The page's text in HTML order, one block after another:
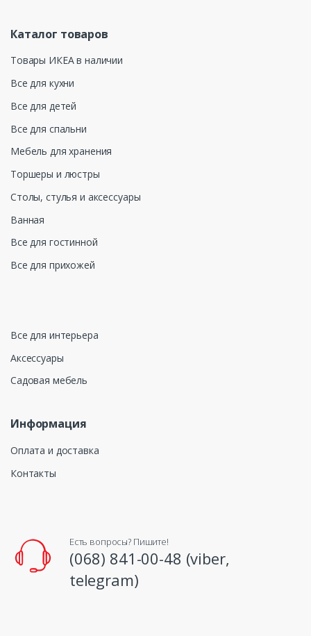
Каталог товаров
Товары ИКЕА в наличии
Все для кухни
Все для детей
Все для спальни
Мебель для хранения
Торшеры и люстры
Столы, стулья и аксессуары
Ванная
Все для гостинной
Все для прихожей
Все для интерьера
Аксессуары
Садовая мебель
Информация
Оплата и доставка
Контакты
Есть вопросы? Пишите!
(068) 841-00-48 (viber,
telegram)